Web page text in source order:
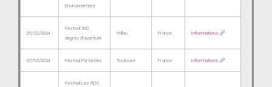
Environnement
05/02/2024
Festival 360
degrés d'aventure
Millau France Informations
07/03/2024 Festival Partances Toulouse France Informations
Festival Les RDV